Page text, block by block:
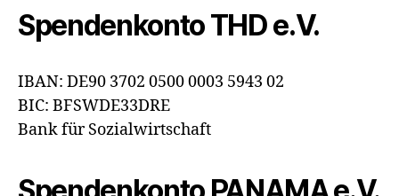
Spendenkonto THD e.V.
IBAN: DE90 3702 0500 0003 5943 02
BIC: BFSWDE33DRE
Bank für Sozialwirtschaft